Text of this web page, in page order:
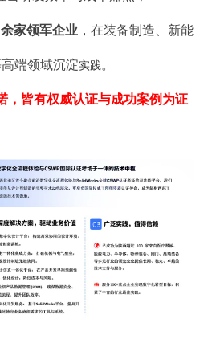
家领军企业，在装备制造、新能
端领域沉淀实践。
皆有权威认证与成功案例为证